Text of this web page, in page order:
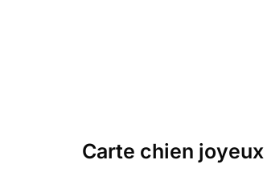
Carte chien